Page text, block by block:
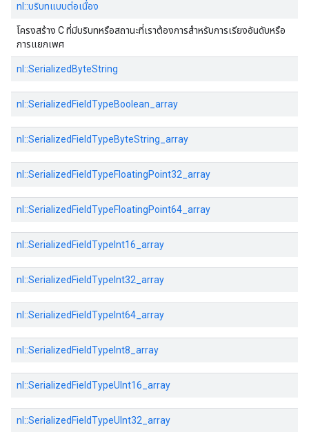
nl::บริบทแบบต่อเนื่อง
โครงสร้าง C ที่มีบริบทหรือสถานะที่เราต้องการสําหรับการเรียงอันดับหรือ
การแยกเพศ
nl::SerializedByteString
nl::SerializedFieldTypeBoolean_array
nl::SerializedFieldTypeByteString_array
nl::SerializedFieldTypeFloatingPoint32_array
nl::SerializedFieldTypeFloatingPoint64_array
nl::SerializedFieldTypeInt16_array
nl::SerializedFieldTypeInt32_array
nl::SerializedFieldTypeInt64_array
nl::SerializedFieldTypeInt8_array
nl::SerializedFieldTypeUInt16_array
nl::SerializedFieldTypeUInt32_array